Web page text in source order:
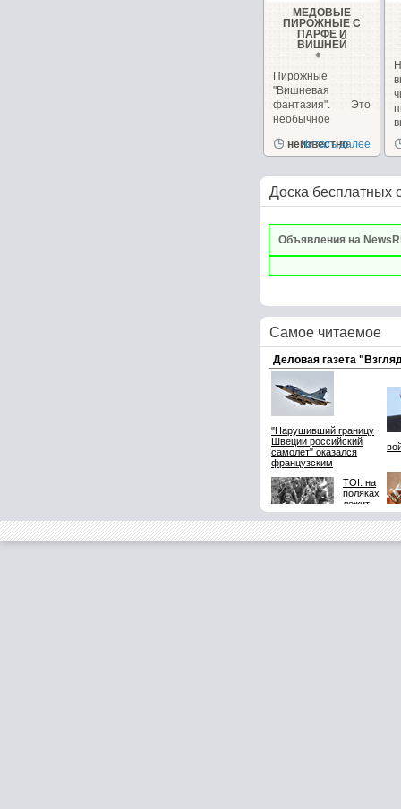
МЕДОВЫЕ
ПИРОЖНЫЕ С
ПАРФЕ И
ВИШНЕЙ
Пирожные
"Вишневая
фантазия". Это
необычное
сочетает в себе,...
неизвестно
Читать далее
Доска бесплатных
Объявления на
Самое читаемое